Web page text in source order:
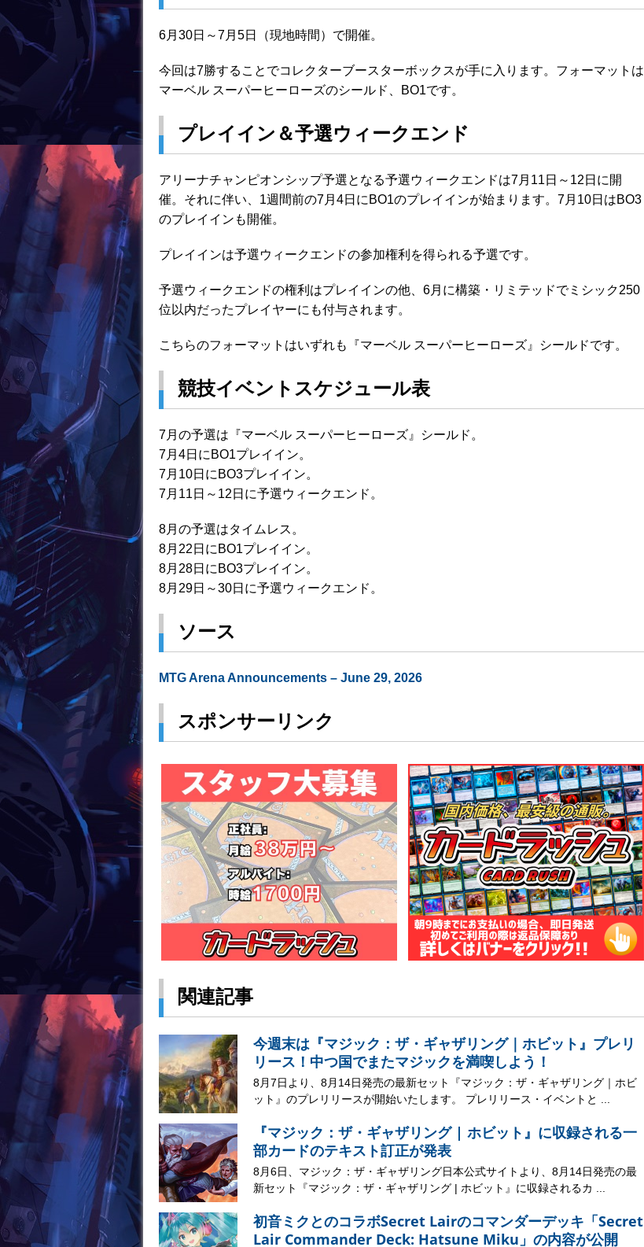
o
k
6月30日～7月5日（現地時間）で開催。
今回は7勝することでコレクターブースターボックスが手に入ります。フォーマットは
マーベル スーパーヒーローズのシールド、BO1です。
プレイイン＆予選ウィークエンド
アリーナチャンピオンシップ予選となる予選ウィークエンドは7月11日～12日に開
催。それに伴い、1週間前の7月4日にBO1のプレイインが始まります。7月10日はBO3
のプレイインも開催。
プレイインは予選ウィークエンドの参加権利を得られる予選です。
予選ウィークエンドの権利はプレイインの他、6月に構築・リミテッドでミシック250
位以内だったプレイヤーにも付与されます。
こちらのフォーマットはいずれも『マーベル スーパーヒーローズ』シールドです。
競技イベントスケジュール表
7月の予選は『マーベル スーパーヒーローズ』シールド。
7月4日にBO1プレイイン。
7月10日にBO3プレイイン。
7月11日～12日に予選ウィークエンド。
8月の予選はタイムレス。
8月22日にBO1プレイイン。
8月28日にBO3プレイイン。
8月29日～30日に予選ウィークエンド。
ソース
MTG Arena Announcements – June 29, 2026
スポンサーリンク
関連記事
今週末は『マジック：ザ・ギャザリング｜ホビット』プレリ
リース！中つ国でまたマジックを満喫しよう！
8月7日より、8月14日発売の最新セット『マジック：ザ・ギャザリング｜ホビ
ット』のプレリリースが開始いたします。 プレリリース・イベントと ...
『マジック：ザ・ギャザリング | ホビット』に収録される一
部カードのテキスト訂正が発表
8月6日、マジック：ザ・ギャザリング日本公式サイトより、8月14日発売の最
新セット『マジック：ザ・ギャザリング | ホビット』に収録されるカ ...
初音ミクとのコラボSecret Lairのコマンダーデッキ「Secret
Lair Commander Deck: Hatsune Miku」の内容が公開